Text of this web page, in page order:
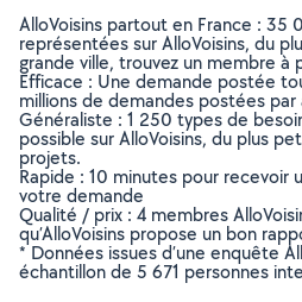
AlloVoisins partout en France : 35
représentées sur AlloVoisins, du
grande ville, trouvez un membre à
Efficace : Une demande postée
millions de demandes postées par
Généraliste : 1 250 types de
possible sur AlloVoisins, du plus
projets.
Rapide : 10 minutes pour recevoir
votre demande
Qualité / prix : 4 membres
qu’AlloVoisins propose un bon
* Données issues d’une enquête
échantillon de 5 671 personnes